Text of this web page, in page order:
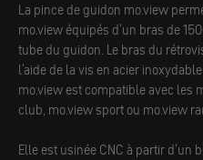
La pince de guidon mo.view
mo.view équipés d'un bras de
tube du guidon. Le bras du
l'aide de la vis en acier
mo.view est compatible avec les
club, mo.view sport ou mo.view
Elle est usinée CNC à partir d'un